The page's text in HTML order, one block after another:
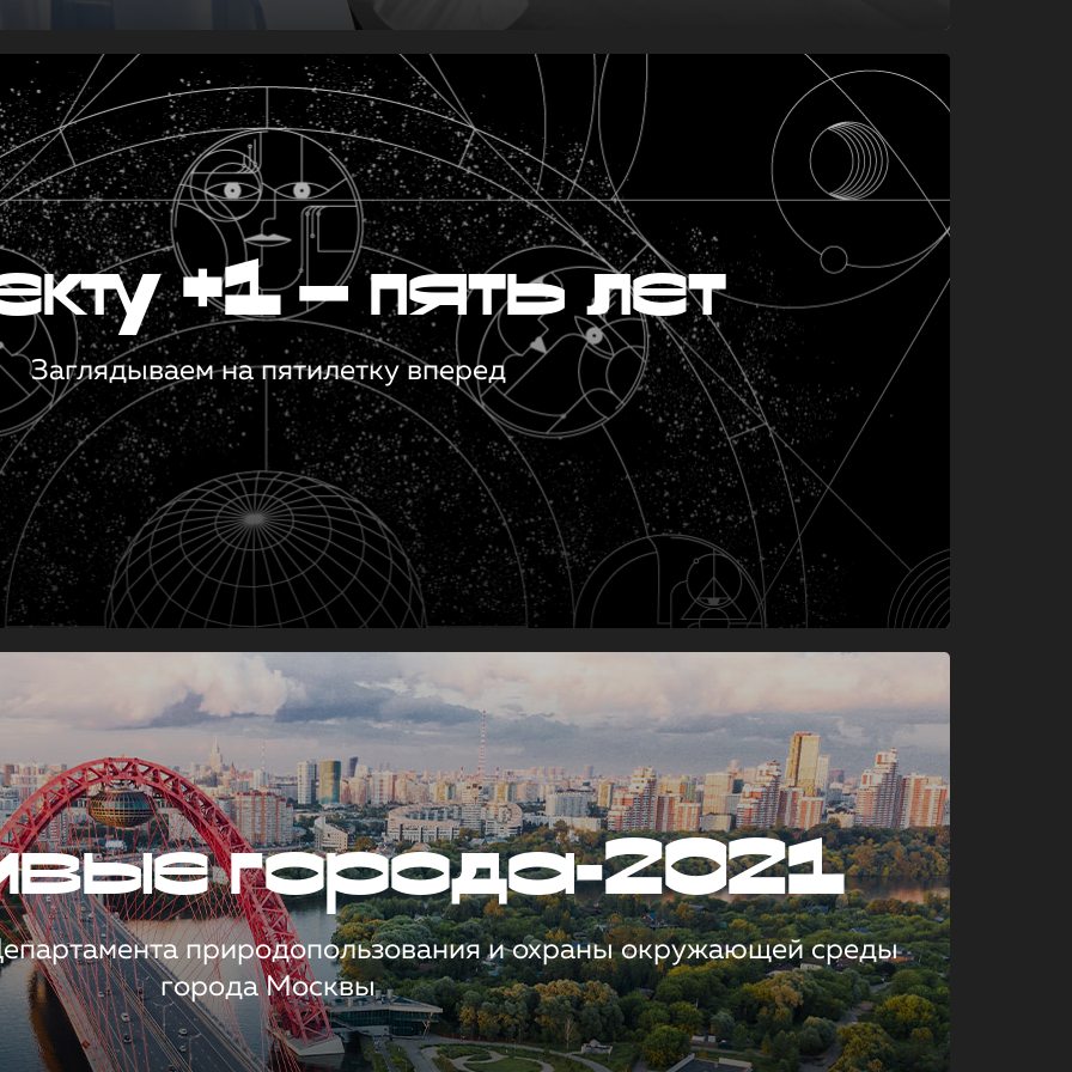
+1 — пять лет
Заглядываем на пятилетку вперед
города-2021
природопользования и охраны окружающей среды
города Москвы